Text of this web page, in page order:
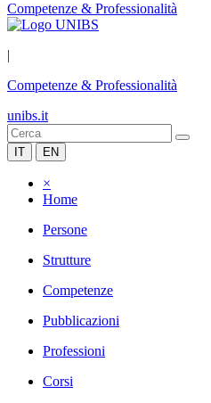
Competenze & Professionalità
|
Competenze & Professionalità
unibs.it
IT EN
×
Home
Persone
Strutture
Competenze
Pubblicazioni
Professioni
Corsi